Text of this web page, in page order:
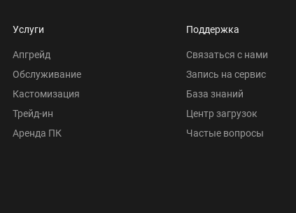
Услуги
Апгрейд
Обслуживание
Кастомизация
Трейд-ин
Аренда ПК
Поддержка
Связаться с нами
Запись на сервис
База знаний
Центр загрузок
Частые вопросы